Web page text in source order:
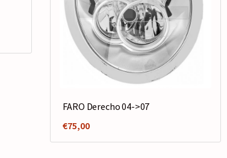
FARO Derecho 04->07
€75,00